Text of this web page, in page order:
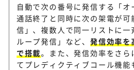
自動で次の番号に発信する「オ
通話終了と同時に次の架電が可
信」、複数人で同一リストに一
ループ発信」など、発信効率を
で搭載。また、発信効率をさら
てプレディクティブコール機能